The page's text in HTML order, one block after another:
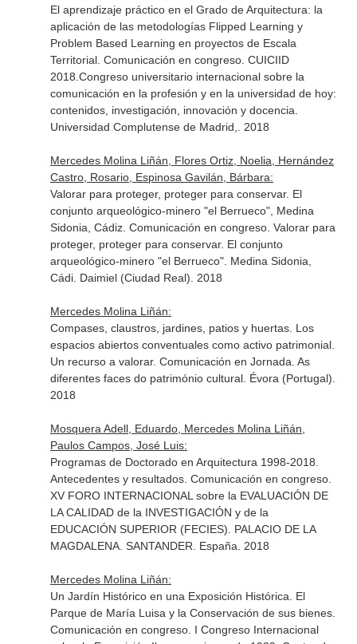
El aprendizaje práctico en el Grado de Arquitectura: la
aplicación de las metodologías Flipped Learning y
Problem Based Learning en proyectos de Escala
Territorial. Comunicación en congreso. CUICIID
2018.Congreso universitario internacional sobre la
comunicación en la profesión y en la universidad de hoy:
contenidos, investigación, innovación y docencia.
Universidad Complutense de Madrid,. 2018
Mercedes Molina Liñán, Flores Ortiz, Noelia, Hernández
Castro, Rosario, Espinosa Gavilán, Bárbara:
Valorar para proteger, proteger para conservar. El
conjunto arqueológico-minero "el Berrueco", Medina
Sidonia, Cádiz. Comunicación en congreso. Valorar para
proteger, proteger para conservar. El conjunto
arqueológico-minero "el Berrueco". Medina Sidonia,
Cádi. Daimiel (Ciudad Real). 2018
Mercedes Molina Liñán:
Compases, claustros, jardines, patios y huertas. Los
espacios abiertos conventuales como activo patrimonial.
Un recurso a valorar. Comunicación en Jornada. As
diferentes faces do património cultural. Évora (Portugal).
2018
Mosquera Adell, Eduardo, Mercedes Molina Liñán,
Paulos Campos, José Luis:
Programas de Doctorado en Arquitectura 1998-2018.
Antecedentes y resultados. Comunicación en congreso.
XV FORO INTERNACIONAL sobre la EVALUACIÓN DE
LA CALIDAD de la INVESTIGACIÓN y de la
EDUCACIÓN SUPERIOR (FECIES). PALACIO DE LA
MAGDALENA. SANTANDER. España. 2018
Mercedes Molina Liñán:
Un Jardín Histórico en una Exposición Histórica. El
Parque de María Luisa y la Conservación de sus bienes.
Comunicación en congreso. I Congreso Internacional